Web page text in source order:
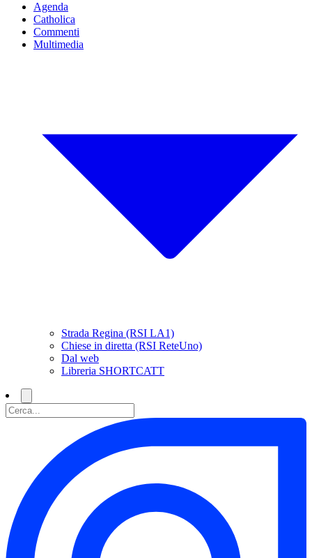
Agenda
Catholica
Commenti
Multimedia
Strada Regina (RSI LA1)
Chiese in diretta (RSI ReteUno)
Dal web
Libreria SHORTCATT